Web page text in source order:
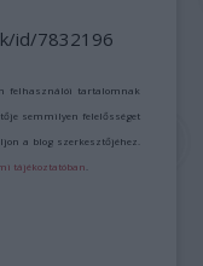
id/7832196
felhasználói tartalomnak
semmilyen felelősséget
a blog szerkesztőjéhez.
tájékoztatóban